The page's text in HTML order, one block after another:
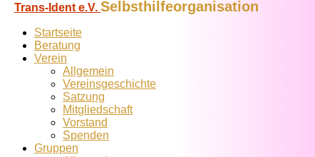
Trans-Ident e.V. Selbsthilfeorganisation
Startseite
Beratung
Verein
Allgemein
Vereins­geschichte
Satzung
Mitglied­schaft
Vorstand
Spenden
Gruppen